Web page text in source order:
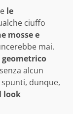
le
ciuffo
mosse e
mai.
alcun
spunti, dunque,
look